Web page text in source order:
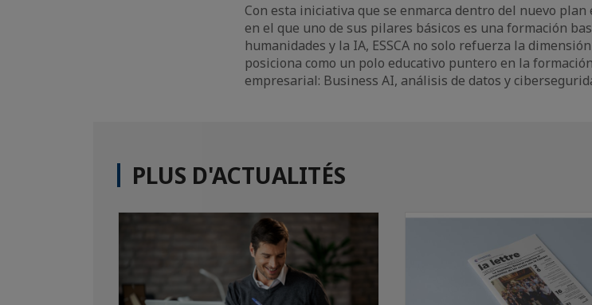
Con esta iniciativa que se enmarca dentro del nuevo plan
en el que uno de sus pilares básicos es una formación
humanidades y la IA, ESSCA no solo refuerza la
posiciona como un polo educativo puntero en la
empresarial: Business AI, análisis de datos y
PLUS D'ACTUALITÉS